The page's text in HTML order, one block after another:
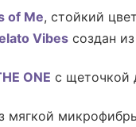
of Me, стойкий
Vibes создан
ONE с щеточкой
мягкой